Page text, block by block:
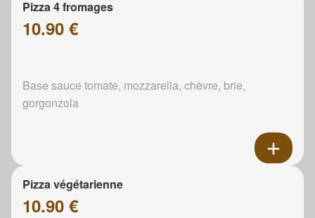
Pizza 4 fromages
10.90 €
Base sauce tomate, mozzarella, chèvre, brie,
gorgonzola
Pizza végétarienne
10.90 €